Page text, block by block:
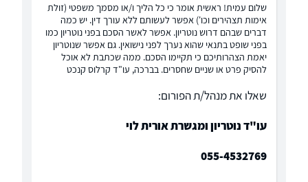
שלום עמית! ראשית אומר כי כל הליך ו/או מסמך משפטי (זולת
אימות תצהירים וכו') אפשר לעשותם ללא עורך דין. יש כמה
דברים שבהם דרוש נוטריון. אפשר לאשר הסכם בפני נוטריון כמו
בפני שופט בתנאי שהוא נערך לפני נישואין. גם אפשר שנוטריון
יאמת הצהרותיכם כי תקיימו הסכם. ממה שכתבת לא אוכל
להסיק פרט או שניים שחסרים. בברכה, עו"ד קרלוס קנכט
שאלו את מנהל/ת הפורום:
עו"ד נוטריון ומגשרת אורית לוי
055-4532769